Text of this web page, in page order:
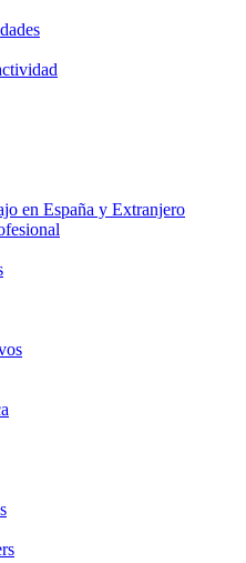
en España y Extranjero